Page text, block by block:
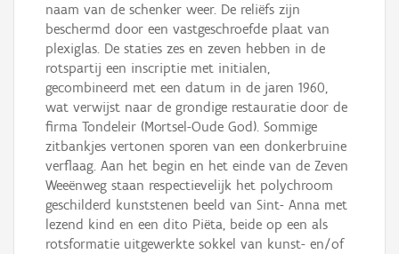
naam van de schenker weer. De reliëfs zijn
beschermd door een vastgeschroefde plaat van
plexiglas. De staties zes en zeven hebben in de
rotspartij een inscriptie met initialen,
gecombineerd met een datum in de jaren 1960,
wat verwijst naar de grondige restauratie door de
firma Tondeleir (Mortsel-Oude God). Sommige
zitbankjes vertonen sporen van een donkerbruine
verflaag. Aan het begin en het einde van de Zeven
Weeënweg staan respectievelijk het polychroom
geschilderd kunststenen beeld van Sint- Anna met
lezend kind en een dito Piëta, beide op een als
rotsformatie uitgewerkte sokkel van kunst- en/of